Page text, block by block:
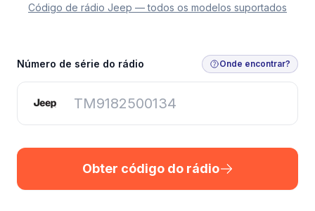
Código de rádio Jeep — todos os modelos suportados
Obter código do rádio
Número de série do rádio Onde encontrar?
Obter código do rádio